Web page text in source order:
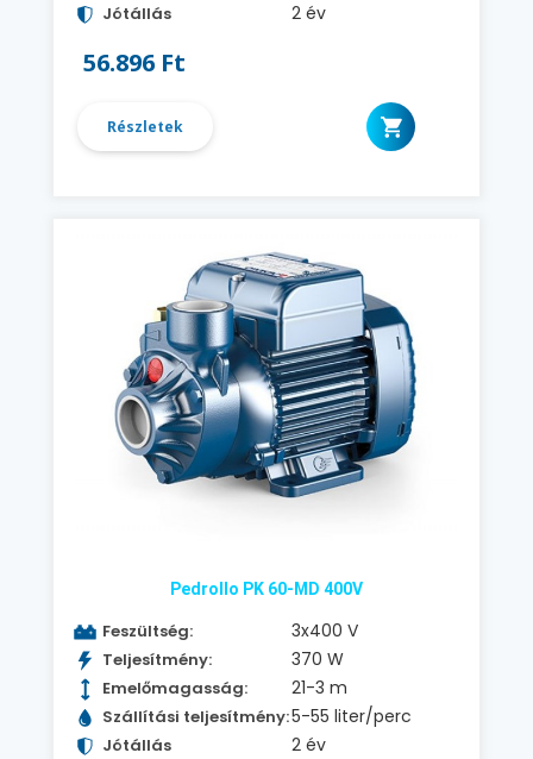
Jótállás 2 év
56.896 Ft
Részletek
Pedrollo PK 60-MD 400V
Feszültség: 3x400 V
Teljesítmény: 370 W
Emelőmagasság: 21-3 m
Szállítási teljesítmény:5-55 liter/perc
Jótállás 2 év